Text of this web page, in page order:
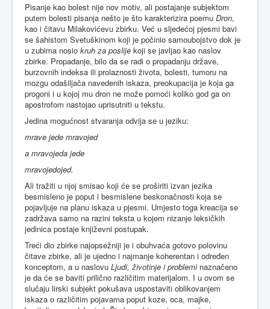
Pisanje kao bolest nije nov motiv, ali postajanje subjektom
putem bolesti pisanja nešto je što karakterizira poemu Dron,
kao i čitavu Milakovićevu zbirku. Već u sljedećoj pjesmi bavi
se šahistom Svetuškinom koji je počinio samoubojstvo dok je
u zubima nosio kruh za poslije koji se javljao kao naslov
zbirke. Propadanje, bilo da se radi o propadanju države,
burzovnih indeksa ili prolaznosti života, bolesti, tumoru na
mozgu odašiljača navedenih iskaza, preokupacija je koja ga
progoni i u kojoj mu dron ne može pomoći koliko god ga on
apostrofom nastojao uprisutniti u tekstu.
Jedina mogućnost stvaranja odvija se u jeziku:
mrave jede mravojed
a mravojeda jede
mravojedojed.
Ali tražiti u njoj smisao koji će se proširiti izvan jezika
besmisleno je poput i besmislene beskonačnosti koja se
pojavljuje na planu iskaza u pjesmi. Umjesto toga kreacija se
zadržava samo na razini teksta u kojem nizanje leksičkih
jedinica postaje književni postupak.
Treći dio zbirke najopsežniji je i obuhvaća gotovo polovinu
čitave zbirke, ali je ujedno i najmanje koherentan i određen
konceptom, a u naslovu Ljudi, životinje i problemi naznačeno
je da će se baviti prilično različitim materijalom. I u ovom se
slučaju lirski subjekt pokušava uspostaviti oblikovanjem
iskaza o različitim pojavama poput koze, oca, majke,